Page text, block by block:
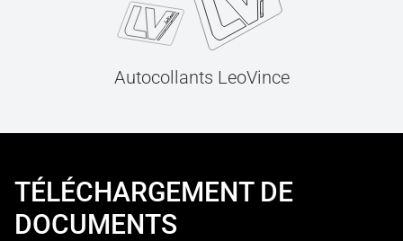
Autocollants LeoVince
TÉLÉCHARGEMENT DE
DOCUMENTS